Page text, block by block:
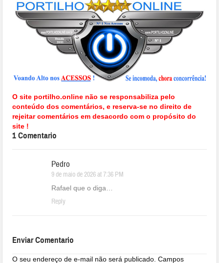
O site portilho.online não se responsabiliza pelo
conteúdo dos comentários, e reserva-se no direito de
rejeitar comentários em desacordo com o propósito do
site !
1 Comentario
Pedro
9 de maio de 2026 at 7:36 PM
Rafael que o diga…
Reply
Enviar Comentario
O seu endereço de e-mail não será publicado. Campos